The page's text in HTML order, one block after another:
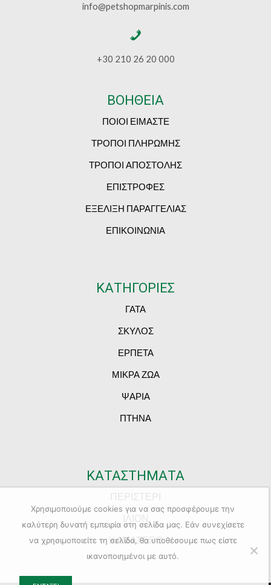
info@petshopmarpinis.com
+30 210 26 20 000
ΒΟΗΘΕΙΑ
ΠΟΙΟΙ ΕΙΜΑΣΤΕ
ΤΡΟΠΟΙ ΠΛΗΡΩΜΗΣ
ΤΡΟΠΟΙ ΑΠΟΣΤΟΛΗΣ
ΕΠΙΣΤΡΟΦΕΣ
ΕΞΕΛΙΞΗ ΠΑΡΑΓΓΕΛΙΑΣ
ΕΠΙΚΟΙΝΩΝΙΑ
ΚΑΤΗΓΟΡΙΕΣ
ΓΑΤΑ
ΣΚΥΛΟΣ
ΕΡΠΕΤΑ
ΜΙΚΡΑ ΖΩΑ
ΨΑΡΙΑ
ΠΤΗΝΑ
ΚΑΤΑΣΤΗΜΑΤΑ
ΚΑΜΑΤΕΡΟ
Χρησιμοποιούμε cookies για να σας προσφέρουμε την
καλύτερη δυνατή εμπειρία στη σελίδα μας. Εάν συνεχίσετε
να χρησιμοποιείτε τη σελίδα, θα υποθέσουμε πως είστε
ικανοποιημένοι με αυτό.